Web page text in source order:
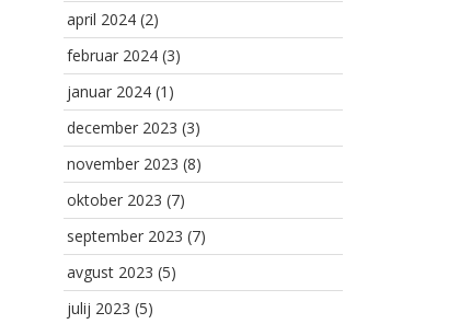
april 2024 (2)
februar 2024 (3)
januar 2024 (1)
december 2023 (3)
november 2023 (8)
oktober 2023 (7)
september 2023 (7)
avgust 2023 (5)
julij 2023 (5)